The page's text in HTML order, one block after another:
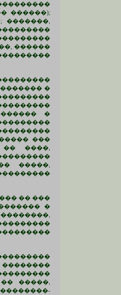
������);
�������,
������
�
�
���
����,
�����,
�� ���
�
�����,